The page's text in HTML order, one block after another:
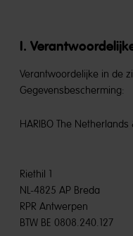
I.
Verantwoordelijke in de
Gegevensbescherming:
HARIBO The Netherlands
Riethil 1
NL-4825 AP Breda
RPR Antwerpen
BTW BE 0808.240.127